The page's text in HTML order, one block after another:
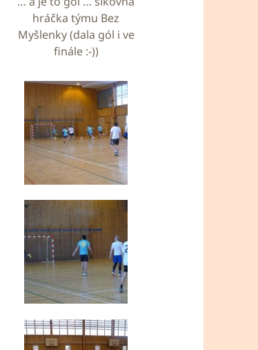
hráčka týmu Bez
Myšlenky (dala gól i ve
finále :-))